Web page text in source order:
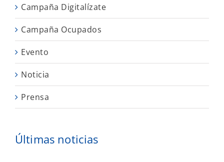
Campaña Digitalízate
Campaña Ocupados
Evento
Noticia
Prensa
Últimas noticias